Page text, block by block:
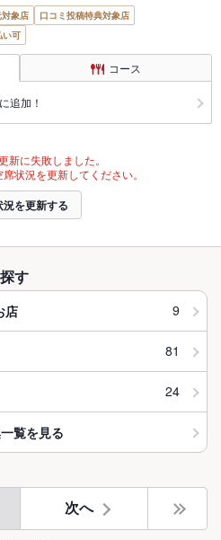
対象店
口コミ投稿特典対象店
い可
コース
追加！
新に失敗しました。
状況を更新してください。
況を更新する
す
店 9
81
24
覧を見る
次へ